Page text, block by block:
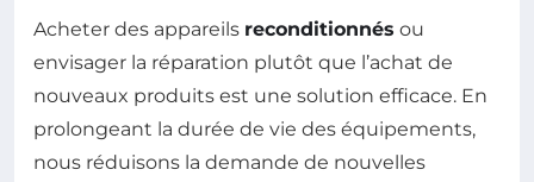
Acheter des appareils reconditionnés ou
envisager la réparation plutôt que l’achat de
nouveaux produits est une solution efficace. En
prolongeant la durée de vie des équipements,
nous réduisons la demande de nouvelles